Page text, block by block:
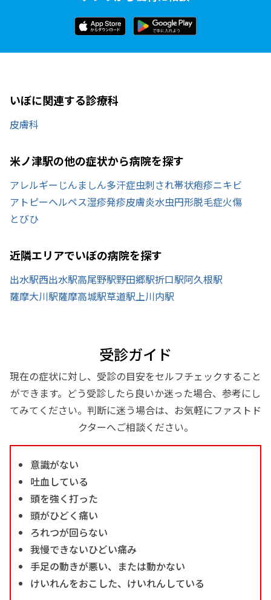
いぼに関連する診療科
皮膚科
米ノ津駅の他の症状から病院を探す
アレルギー じんましん多汗症虫刺され帯状疱疹ニキビ
アトピーヘルペス湿疹発疹皮膚炎水虫円形脱毛症火傷
とびひ
近隣エリアでいぼの病院を探す
出水駅西出水駅高尾野駅野田郷駅折口駅阿久根駅
薩摩大川駅薩摩高城駅草道駅 上川内駅
受診ガイド
現在の症状に対し、受診の目安をセルフチェックすること
ができます。どう受診したら良いか迷った場合、参考にし
てみてください。判断に迷う場合は、お気軽にファストド
クターへご相談ください。
意識がない
吐血している
頭を強く打った
頭がひどく痛い
ろれつが回らない
我慢できないひどい痛み
手足の動きが悪い、または動かない
けいれんをおこした、けいれんしている